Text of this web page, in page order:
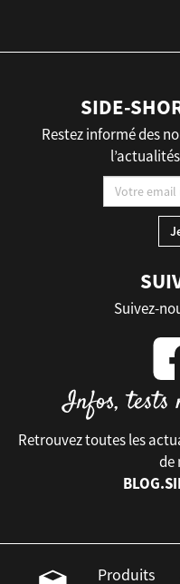
SIDE-
Restez informé des
Suivez-
Retrouvez toutes les
de
Produits